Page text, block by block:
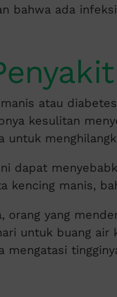
bahwa ada
manis atau
kesulitan
untuk
dapat
kencing manis,
orang yang
untuk buang air
mengatasi